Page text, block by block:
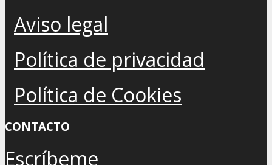
Aviso legal
Política de privacidad
Política de Cookies
CONTACTO
Escríbeme